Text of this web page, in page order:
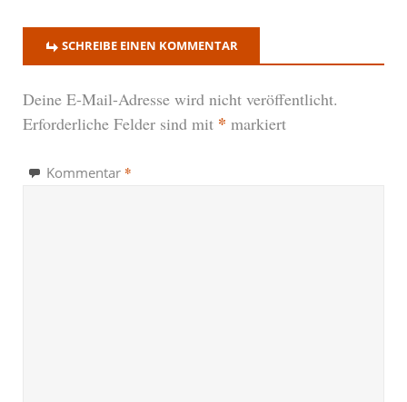
SCHREIBE EINEN KOMMENTAR
Deine E-Mail-Adresse wird nicht veröffentlicht.
Erforderliche Felder sind mit * markiert
Kommentar *